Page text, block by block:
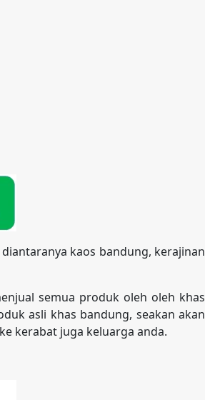
kaos bandung, kerajinan
semua produk oleh oleh khas
asli khas bandung, seakan akan
kerabat juga keluarga anda.